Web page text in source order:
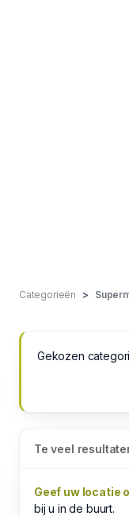
Categorieën
Gekozen
Te veel
Geef uw locatie
bij u in de buurt.